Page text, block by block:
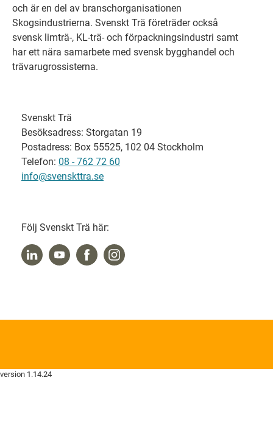
och är en del av branschorganisationen
Skogsindustrierna. Svenskt Trä företräder också
svensk limträ-, KL-trä- och förpackningsindustri samt
har ett nära samarbete med svensk bygghandel och
trävarugrossisterna.
Svenskt Trä
Besöksadress: Storgatan 19
Postadress: Box 55525, 102 04 Stockholm
Telefon: 08 - 762 72 60
info@svenskttra.se
Följ Svenskt Trä här:
version 1.14.24